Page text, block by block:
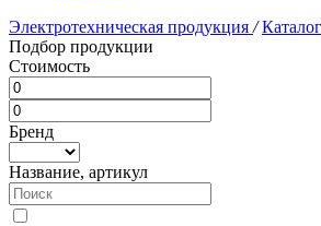
Электротехническая продукция / Каталог
Подбор продукции
Стоимость
Бренд
Название, артикул